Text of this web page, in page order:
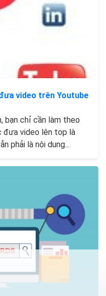
video trên Youtube
bạn chỉ cần làm theo
đưa video lên top là
phải là nội dung...